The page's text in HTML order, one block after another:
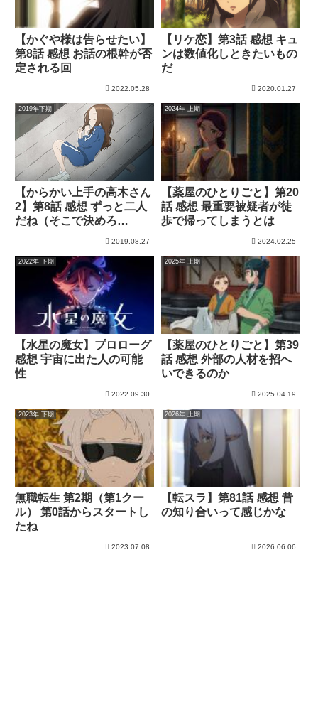
【かぐや様は告らせたい】
第8話 感想 お話の根幹が否
定される回
2022.05.28
【リケ恋】第3話 感想 キュ
ンは数値化しときたいもの
だ
2020.01.27
2019年下期
【からかい上手の高木さん
2】第8話 感想 ずっと二人
だね（そこで決めろ
2019.08.27
2024年 上期
【薬屋のひとりごと】第20
話 感想 最重要被疑者が徒
歩で帰ってしまうとは
2024.02.25
2022年 下期
【水星の魔女】プロローグ
感想 宇宙に出た人の可能
性
2022.09.30
2025年 上期
【薬屋のひとりごと】第39
話 感想 外部の人材を招へ
いできるのか
2025.04.19
2023年 下期
無職転生 第2期（第1クー
ル） 第0話からスタートし
たね
2023.07.08
2026年 上期
【転スラ】第81話 感想 昔
の知り合いって感じかな
2026.06.06